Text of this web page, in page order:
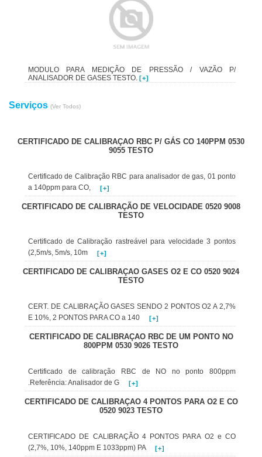
MODULO PARA MEDIÇÃO DE PRESSÃO / VAZÃO P/
ANALISADOR DE GASES TESTO. [+]
Serviços (Ver Todos)
CERTIFICADO DE CALIBRAÇAO RBC P/ GÁS CO 140PPM 0530
9055 TESTO
Certificado de Calibração RBC para analisador de gas, 01 ponto
a 140ppm para CO,
[+]
CERTIFICADO DE CALIBRAÇÃO DE VELOCIDADE 0520 9008
TESTO
Certificado de Calibração rastreável para velocidade 3 pontos
(2,5m/s, 5m/s, 10m
[+]
CERTIFICADO DE CALIBRAÇAO GASES O2 E CO 0520 9024
TESTO
CERT. DE CALIBRAÇÃO GASES SENDO 2 PONTOS O2 A 2,7%
E 10%, 2 PONTOS PARA CO a 140
[+]
CERTIFICADO DE CALIBRAÇAO RBC DE UM PONTO NO
800PPM 0530 9026 TESTO
Certificado de calibração RBC de NO no ponto 800ppm
.Referência: Analisador de G
[+]
CERTIFICADO DE CALIBRAÇAO 4 PONTOS PARA O2 E CO
0520 9023 TESTO
CERTIFICADO DE CALIBRAÇÃO 4 PONTOS PARA O2 e CO
(2,7%, 10%, 140ppm E 1033ppm) PA
[+]